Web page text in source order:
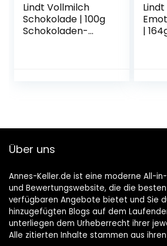
Lindt Vollmilch
Schokolade | 100g
Schokoladen-
Lindt
|
Über uns
Annes-Keller.de ist eine moderne All-
und Bewertungswebsite, die die
verfügbaren Angebote bietet und Sie
hinzugefügten Blogs auf dem
unterliegen dem Urheberrecht ihrer
Alle zitierten Inhalte stammen aus